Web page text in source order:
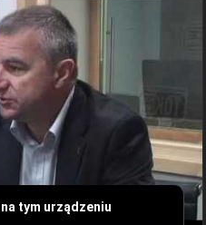
tym urządzeniu